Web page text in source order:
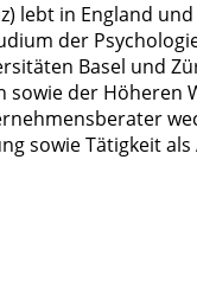
lebt in England
der
Basel und
der Höheren
sowie Tätigkeit